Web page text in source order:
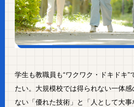
学生も教職員も“ワクワク・ドキドキ”
たい。大規模校では得られない一体
ない「優れた技術」と「人として大